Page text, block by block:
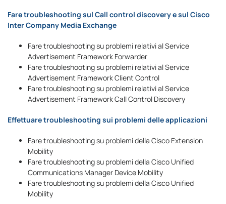
Fare troubleshooting sul Call control discovery e sul Cisco
Inter Company Media Exchange
Fare troubleshooting su problemi relativi al Service
Advertisement Framework Forwarder
Fare troubleshooting su problemi relativi al Service
Advertisement Framework Client Control
Fare troubleshooting su problemi relativi al Service
Advertisement Framework Call Control Discovery
Effettuare troubleshooting sui problemi delle applicazioni
Fare troubleshooting su problemi della Cisco Extension
Mobility
Fare troubleshooting su problemi della Cisco Unified
Communications Manager Device Mobility
Fare troubleshooting su problemi della Cisco Unified
Mobility